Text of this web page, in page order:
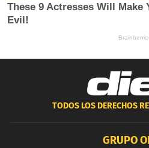
TODOS LOS DERECHOS
GRUPO